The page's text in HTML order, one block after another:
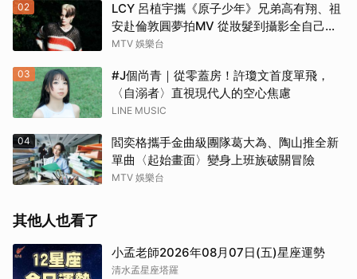
02
LCY 呂植宇攜《原子少年》兄弟高有翔、祖
安赴倫敦圓夢拍MV 從妝髮到攝影全自己
來！
MTV 娛樂台
03
#J個尚青｜從零蓋房！許瓊文首度單飛，
〈自溺者〉直視現代人的空心焦慮
LINE MUSIC
04
閻奕格攜手金曲級團隊葛大為、陶山推全新
單曲〈起始畫面〉變身上班族破關冒險
MTV 娛樂台
其他人也看了
小孟老師2026年08月07日(五)星座運勢
清水孟星座塔羅